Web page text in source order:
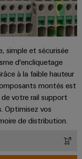
simple et sécurisée
d'encliquetage
à la faible hauteur
montés est
votre rail support
Optimisez vos
de distribution.